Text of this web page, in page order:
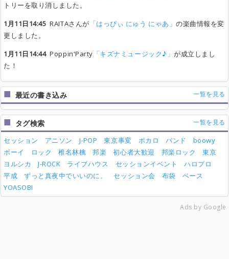
トリーを取り消しました。
1月11日14:45 RAITAさんが 「はっぴぃ にゅう にゃあ」の楽曲情報を変
更しました。
1月11日14:44Poppin'Party 「キズナミュージック♪」が成立しまし
た！
最近の書き込み 一覧を見る
タグ検索 一覧を見る
セッション アニソン J-POP 東京事変 ボカロ バンド
boowy
ボーイ
ロック 椎名林檎 邦楽 初心者大歓迎 邦楽ロック
東京
ヨルシカ
J-ROCK ライブハウス セッションイベント
ハロプロ
平成
ずっと真夜中でいいのに。 セッション会 布袋
ベース
YOASOBI
Ads by Google